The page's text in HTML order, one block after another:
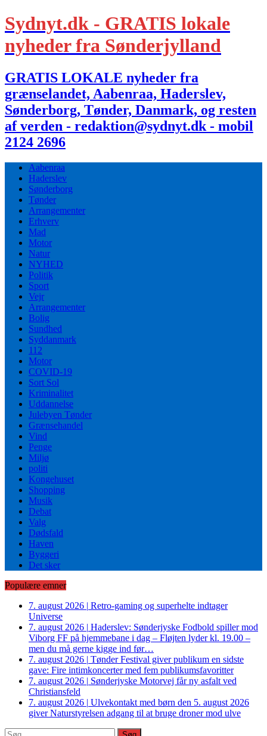
Sydnyt.dk - GRATIS lokale
nyheder fra Sønderjylland
GRATIS LOKALE nyheder fra
grænselandet, Aabenraa, Haderslev,
Sønderborg, Tønder, Danmark, og resten
af verden - redaktion@sydnyt.dk - mobil
2124 2696
Aabenraa
Haderslev
Sønderborg
Tønder
Arrangementer
Erhverv
Mad
Motor
Natur
NYHED
Politik
Sport
Vejr
Arrangementer
Bolig
Sundhed
Syddanmark
112
Motor
COVID-19
Sort Sol
Kriminalitet
Uddannelse
Julebyen Tønder
Grænsehandel
Vind
Penge
Miljø
politi
Kongehuset
Shopping
Musik
Debat
Valg
Dødsfald
Haven
Byggeri
Det sker
Populære emner
7. august 2026 | Retro-gaming og superhelte indtager
Universe
7. august 2026 | Haderslev: Sønderjyske Fodbold spiller mod
Viborg FF på hjemmebane i dag – Fløjten lyder kl. 19.00 –
men du må gerne kigge ind før…
7. august 2026 | Tønder Festival giver publikum en sidste
gave: Fire intimkoncerter med fem publikumsfavoritter
7. august 2026 | Sønderjyske Motorvej får ny asfalt ved
Christiansfeld
7. august 2026 | Ulvekontakt med børn den 5. august 2026
giver Naturstyrelsen adgang til at bruge droner mod ulve
Søg